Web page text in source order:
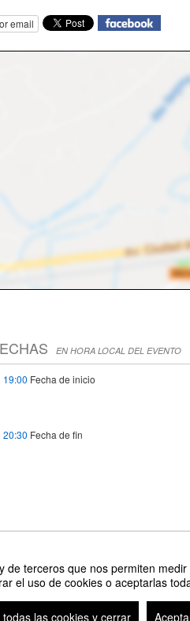
de terceros que nos permiten
el uso de cookies o aceptarlas
todas las cookies y cerrar
email
EN HORA LOCAL DEL EVENTO
19:00 Fecha de inicio
20:30 Fecha de fin